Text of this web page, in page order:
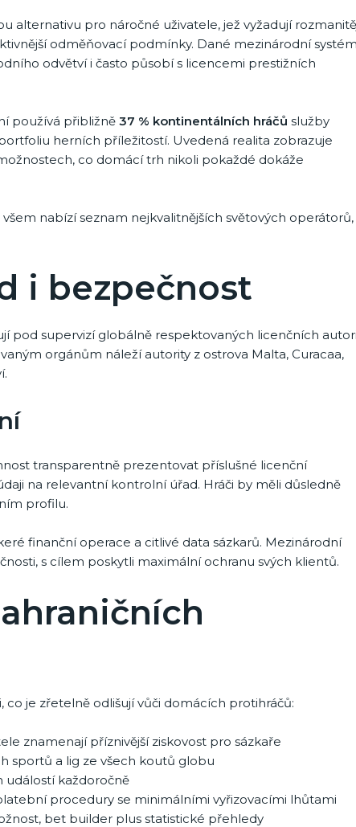
alternativu pro náročné uživatele, jež vyžadují
odměňovací podmínky. Dané mezinárodní
odvětví i často působí s licencemi prestižních
používá přibližně 37 % kontinentálních hráčů služby
herních příležitostí. Uvedená realita zobrazuje
co domácí trh nikoli pokaždé dokáže
všem nabízí seznam nejkvalitnějších světových operátorů,
i bezpečnost
pod supervizí globálně respektovaných licenčních
orgánům náleží autority z ostrova Malta, Curacaa,
transparentně prezentovat příslušné licenční
na relevantní kontrolní úřad. Hráči by měli důsledně
profilu.
finanční operace a citlivé data sázkarů. Mezinárodní
s cílem poskytli maximální ochranu svých klientů.
je zřetelně odlišují vůči domácích protihráčů:
znamenají příznivější ziskovost pro sázkaře
sportů a lig ze všech koutů globu
událostí každoročně
procedury se minimálními vyřizovacími lhůtami
bet builder plus statistické přehledy